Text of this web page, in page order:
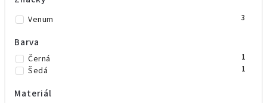
Venum 3
Barva
Černá 1
Šedá 1
Materiál